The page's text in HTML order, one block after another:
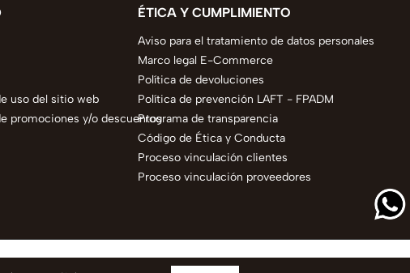
uso del sitio web
promociones y/o descuentos
ÉTICA Y CUMPLIMIENTO
Aviso para el tratamiento de datos personales
Marco legal E-Commerce
Política de devoluciones
Política de prevención LAFT - FPADM
Programa de transparencia
Código de Ética y Conducta
Proceso vinculación clientes
Proceso vinculación proveedores